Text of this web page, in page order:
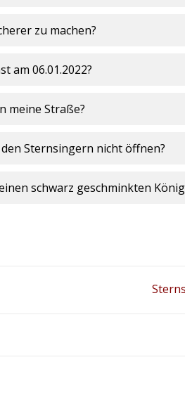
zu machen?
am 06.01.2022?
meine Straße?
Sternsingern nicht öffnen?
schwarz geschminkten König